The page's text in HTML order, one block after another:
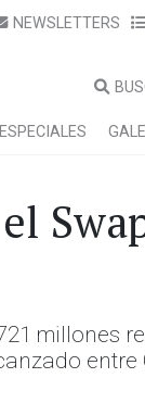
NEWSLETTERS
ESPECIALES
millones
entre